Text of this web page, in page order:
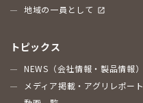
地域の一員として
トピックス
NEWS（会社情報・製品情報）
メディア掲載・アグリレポート